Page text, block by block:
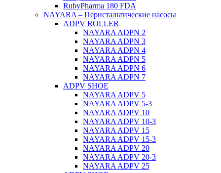
RubyPharma 180 FDA
NAYARA – Перистальтические насосы
ADPV ROLLER
NAYARA ADPN 2
NAYARA ADPN 3
NAYARA ADPN 4
NAYARA ADPN 5
NAYARA ADPN 6
NAYARA ADPN 7
ADPV SHOE
ΝAYARA ADPV 5
NAYARA ADPV 5-3
NAYARA ADPV 10
NAYARA ADPV 10-3
NAYARA ADPV 15
NAYARA ADPV 15-3
NAYARA ADPV 20
NAYARA ADPV 20-3
NAYARA ADPV 25